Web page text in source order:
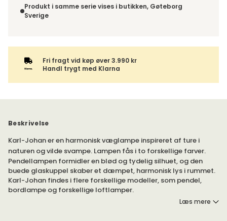
leveres til et udleveringssted eller direkte til din adresse –
du vælger selv ved adviseringen. Hvis varen bestilles
ordre.
Produkt i samme serie vises i butikken, Gøteborg
Sverige
Fri fragt vid køp øver 3.990 kr
Handl trygt med Klarna
Beskrivelse
Karl-Johan er en harmonisk væglampe inspireret af ture i
naturen og vilde svampe. Lampen fås i to forskellige farver.
Pendellampen formidler en blød og tydelig silhuet, og den
buede glaskuppel skaber et dæmpet, harmonisk lys i rummet.
Karl-Johan findes i flere forskellige modeller, som pendel,
bordlampe og forskellige loftlamper.
Læs mere